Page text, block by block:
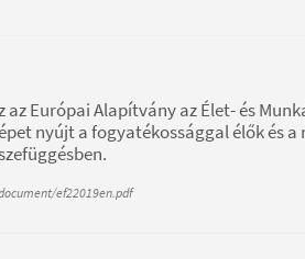
az Európai Alapítvány az Élet- és
nyújt a fogyatékossággal élők és
ef22019en.pdf